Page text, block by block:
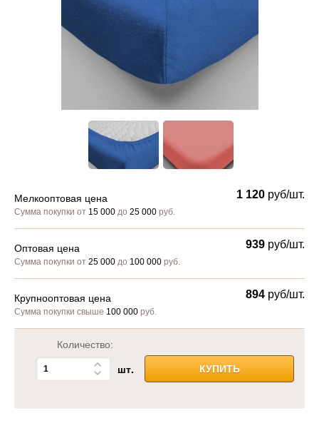
Мелкооптовая цена
Сумма покупки от 15 000 до 25 000 руб.
1 120 руб/шт.
Оптовая цена
Сумма покупки от 25 000 до 100 000 руб.
939 руб/шт.
Крупнооптовая цена
Сумма покупки свыше 100 000 руб.
894 руб/шт.
Количество:
шт. КУПИТЬ